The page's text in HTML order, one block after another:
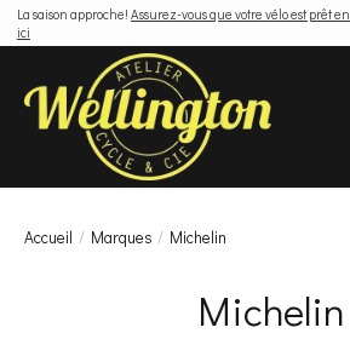
La saison approche! Assurez-vous que votre vélo est prêt
ici
Accueil / Marques / Michelin
Michelin